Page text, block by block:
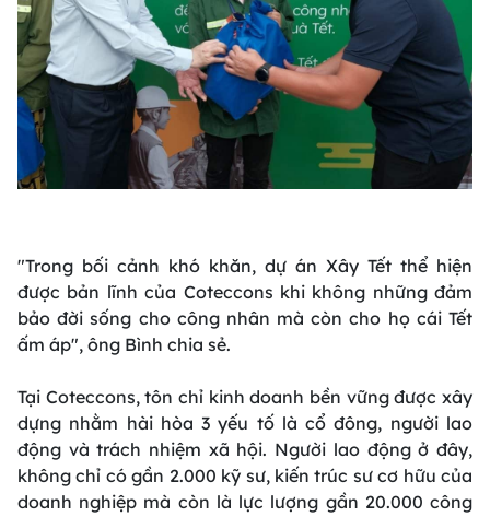
"Trong bối cảnh khó khăn, dự án Xây Tết thể hiện
được bản lĩnh của Coteccons khi không những đảm
bảo đời sống cho công nhân mà còn cho họ cái Tết
ấm áp", ông Bình chia sẻ.
Tại Coteccons, tôn chỉ kinh doanh bền vững được xây
dựng nhằm hài hòa 3 yếu tố là cổ đông, người lao
động và trách nhiệm xã hội. Người lao động ở đây,
không chỉ có gần 2.000 kỹ sư, kiến trúc sư cơ hữu của
doanh nghiệp mà còn là lực lượng gần 20.000 công